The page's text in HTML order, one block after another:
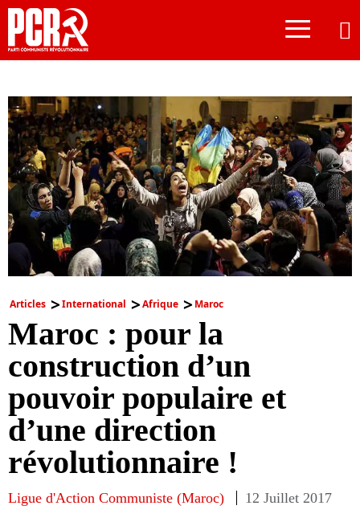
≡
Articles International Afrique Maroc
Maroc : pour la
construction d’un
pouvoir populaire et
d’une direction
révolutionnaire !
Ligue d'Action Communiste (Maroc) 12 Juillet 2017